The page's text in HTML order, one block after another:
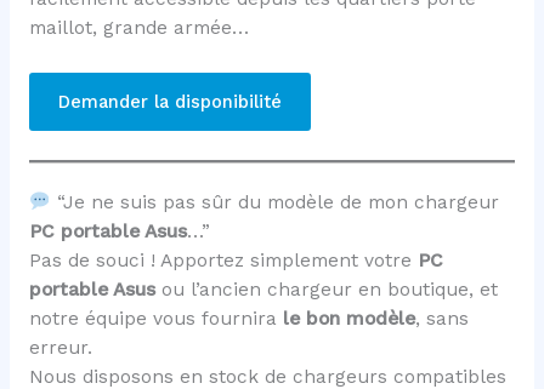
maillot, grande armée…
Demander la disponibilité
“Je ne suis pas sûr du modèle de mon chargeur
PC portable Asus…”
Pas de souci ! Apportez simplement votre PC
portable Asus ou l’ancien chargeur en boutique, et
notre équipe vous fournira le bon modèle, sans
erreur.
Nous disposons en stock de chargeurs compatibles